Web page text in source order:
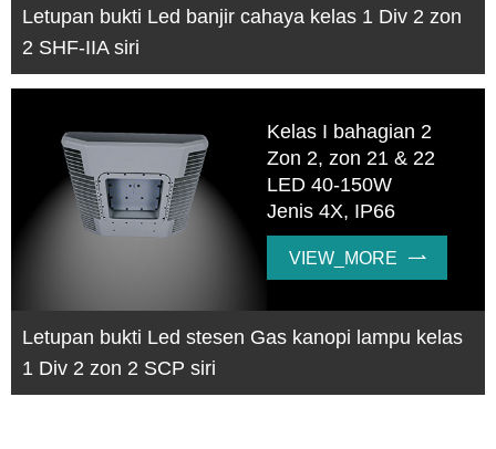
Letupan bukti Led banjir cahaya kelas 1 Div 2 zon
2 SHF-IIA siri
Kelas I bahagian 2
Zon 2, zon 21 & 22
LED 40-150W
Jenis 4X, IP66
VIEW_MORE 
Letupan bukti Led stesen Gas kanopi lampu kelas
1 Div 2 zon 2 SCP siri